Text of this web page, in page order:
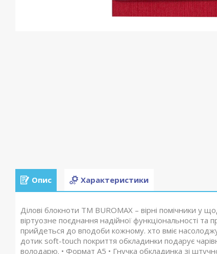
Опис Характеристики
Ділові блокноти ТМ BUROMAX – вірні помічники у
віртуозне поєднання надійної функціональності та
прийдеться до вподоби кожному. хто вміє
дотик soft-touch покриття обкладинки подарує
володарю. • Формат А5 • Гнучка обкладинка зі